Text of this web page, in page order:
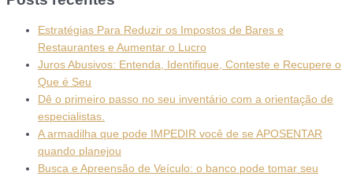
Estratégias Para Reduzir os Impostos de Bares e
Restaurantes e Aumentar o Lucro
Juros Abusivos: Entenda, Identifique, Conteste e Recupere o
Que é Seu
Dê o primeiro passo no seu inventário com a orientação de
especialistas.
A armadilha que pode IMPEDIR você de se APOSENTAR
quando planejou
Busca e Apreensão de Veículo: o banco pode tomar seu